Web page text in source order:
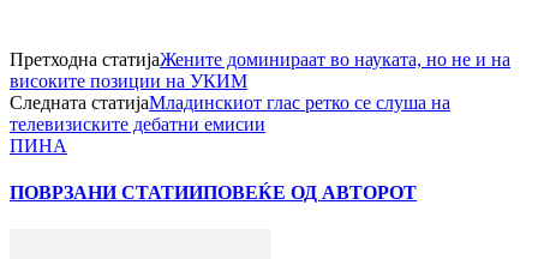
Претходна статијаЖените доминираат во науката, но не и на
високите позиции на УКИМ
Следната статијаМладинскиот глас ретко се слуша на
телевизиските дебатни емисии
ПИНА
ПОВРЗАНИ СТАТИИПОВЕЌЕ ОД АВТОРОТ